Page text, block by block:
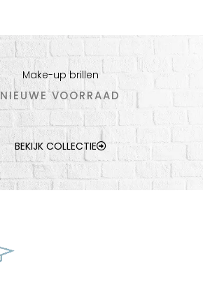
Make-up brillen
NIEUWE VOORRAAD
BEKIJK COLLECTIE